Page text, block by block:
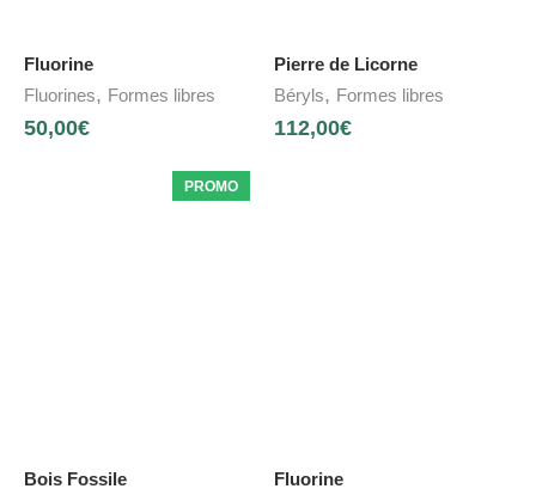
Fluorine
Fluorines, Formes libres
50,00€
Pierre de Licorne
Béryls, Formes libres
112,00€
PROMO
Bois Fossile
Fluorine